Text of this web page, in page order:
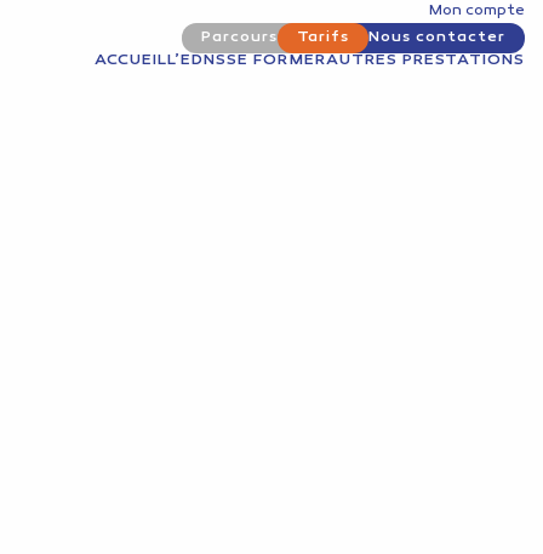
Mon compte
Parcours
Tarifs
Nous contacter
ACCUEILL’EDNSSE FORMERAUTRES PRESTATIONS